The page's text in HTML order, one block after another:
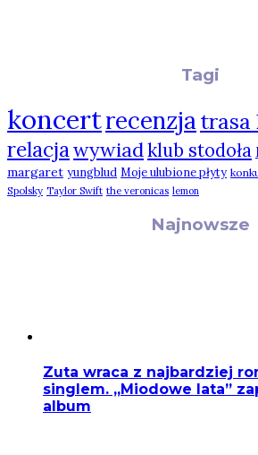
Tagi
koncertrecenzjatrasa
relacja wywiadklub stodoła
margaret yungblud Moje ulubione płyty
Spolsky Taylor Swift the veronicas lemon
Najnowsze
Zuta wraca z najbardziej
singlem. „Miodowe lata”
album